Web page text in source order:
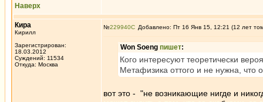
Наверх
Кира
Кирилл
Зарегистрирован:
18.03.2012
Суждений: 11534
Откуда: Москва
№229940 Добавлено: Пт 16 Янв 15, 12:21 (12 лет
Won Soeng пишет:
Кого интересуют теоретически
Метафизика оттого и не нужна, что
вот это - "не возникающие нигде и